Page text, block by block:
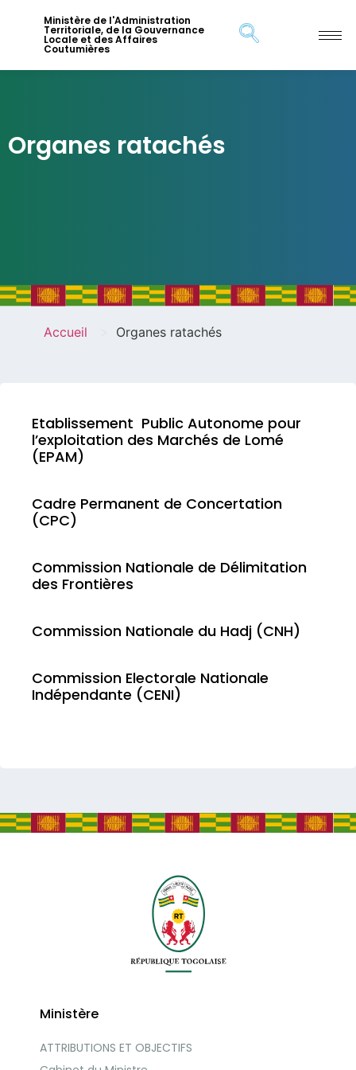
Ministère de l'Administration
Territoriale, de la Gouvernance
Locale et des Affaires
Coutumières
Organes ratachés
Accueil Organes ratachés
Etablissement Public Autonome pour
l’exploitation des Marchés de Lomé
(EPAM)
Cadre Permanent de Concertation
(CPC)
Commission Nationale de Délimitation
des Frontières
Commission Nationale du Hadj (CNH)
Commission Electorale Nationale
Indépendante (CENI)
Ministère
ATTRIBUTIONS ET OBJECTIFS